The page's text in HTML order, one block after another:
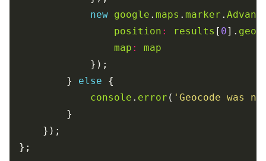
new google . maps . marker .
position : results [ 0].
map :
map
        }
else
console . error ( 'Geocode was